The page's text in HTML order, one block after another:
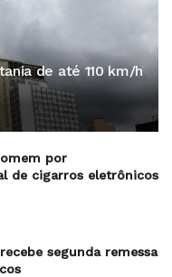
de até 110 km/h
por
de cigarros eletrônicos
segunda remessa